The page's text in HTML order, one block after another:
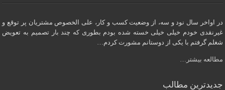
در اواخر سال نود و سه، از وضعیت کسب و کار، علی الخصوص مشتریان پر توقع و
غیرنقدی خودم خیلی خیلی خسته شده بودم بطوری که چند بار تصمیم به تعویض
شغلم گرفتم با یکی از دوستانم مشورت کردم…
مطالعه بیشتر…
جدیدترین مطالب